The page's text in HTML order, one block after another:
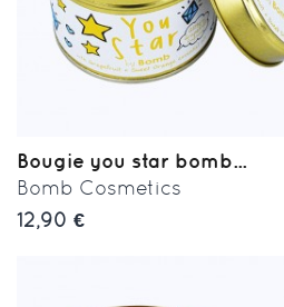
Bougie you star bomb...
Bomb Cosmetics
12,90 €